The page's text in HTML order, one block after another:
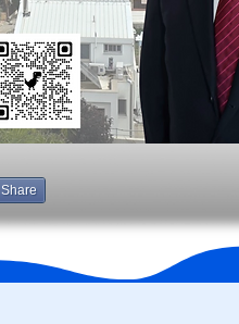
Share